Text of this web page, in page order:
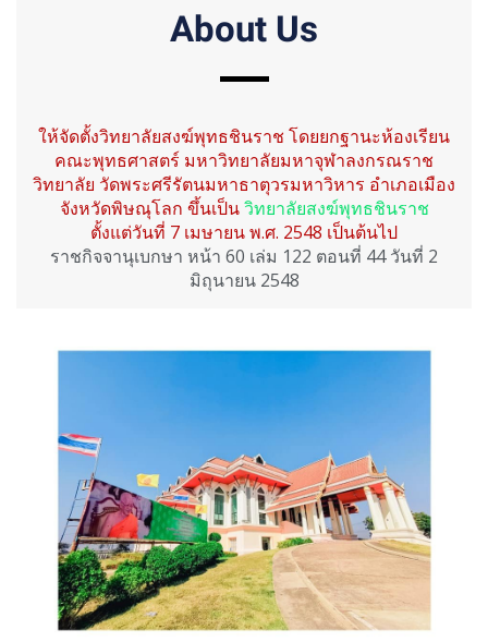
About Us
ให้จัดตั้งวิทยาลัยสงฆ์พุทธชินราช โดยยกฐานะห้องเรียน
คณะพุทธศาสตร์ มหาวิทยาลัยมหาจุฬาลงกรณราช
วิทยาลัย วัดพระศรีรัตนมหาธาตุวรมหาวิหาร อำเภอเมือง
จังหวัดพิษณุโลก ขึ้นเป็นวิทยาลัยสงฆ์พุทธชินราช
ตั้งแต่วันที่ 7 เมษายน พ.ศ. 2548 เป็นต้นไป
ราชกิจจานุเบกษา หน้า 60 เล่ม 122 ตอนที่ 44 วันที่ 2
มิถุนายน 2548